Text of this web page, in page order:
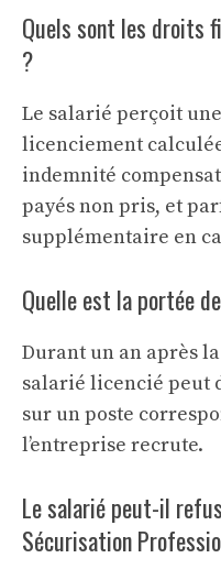
Quels sont les droits
?
Le salarié perçoit
licenciement
indemnité
payés non pris, et
supplémentaire en
Quelle est la portée
Durant un an après
salarié licencié peut
sur un poste
l’entreprise recrute.
Le salarié peut-il
Sécurisation